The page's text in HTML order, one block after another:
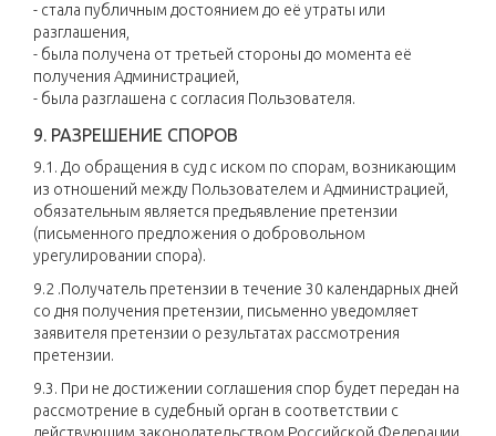
- стала публичным достоянием до её утраты или
разглашения,
- была получена от третьей стороны до момента её
получения Администрацией,
- была разглашена с согласия Пользователя.
9. РАЗРЕШЕНИЕ СПОРОВ
9.1. До обращения в суд с иском по спорам, возникающим
из отношений между Пользователем и Администрацией,
обязательным является предъявление претензии
(письменного предложения о добровольном
урегулировании спора).
9.2 .Получатель претензии в течение 30 календарных дней
со дня получения претензии, письменно уведомляет
заявителя претензии о результатах рассмотрения
претензии.
9.3. При не достижении соглашения спор будет передан на
рассмотрение в судебный орган в соответствии с